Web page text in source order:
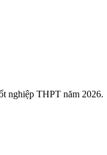
nghiệp THPT năm 2026.